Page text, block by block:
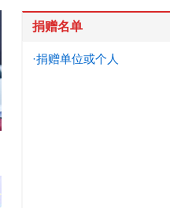
捐赠名单
·捐赠单位或个人